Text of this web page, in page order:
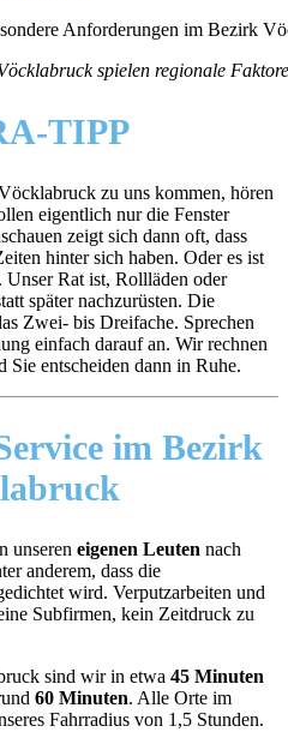
spielen regionale
TIPP
zu uns kommen, hören
eigentlich nur die Fenster
zeigt sich dann oft, dass
hinter sich haben. Oder es ist
Unser Rat ist, Rollläden oder
später nachzurüsten. Die
Zwei- bis Dreifache. Sprechen
einfach darauf an. Wir rechnen
Sie entscheiden dann in Ruhe.
im Bezirk
unseren eigenen Leuten nach
anderem, dass die
wird. Verputzarbeiten und
Subfirmen, kein Zeitdruck zu
sind wir in etwa 45 Minuten
60 Minuten. Alle Orte im
Fahrradius von 1,5 Stunden.